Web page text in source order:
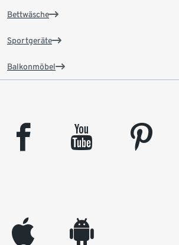
Bettwäsche
Sportgeräte
Balkonmöbel
facebook youtube pinterest
appleinc android